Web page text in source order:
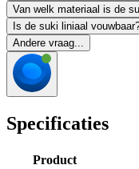
Van welk materiaal is de
Is de suki liniaal
Andere vraag...
Specificaties
Product